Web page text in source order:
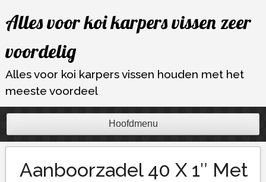
naar
inhoud
Alles voor koi karpers vissen zeer
voordelig
Alles voor koi karpers vissen houden met het
meeste voordeel
Hoofdmenu
Aanboorzadel 40 X 1″ Met